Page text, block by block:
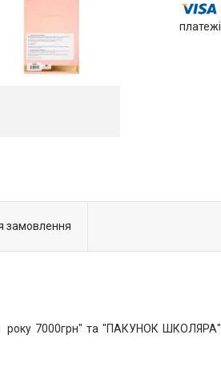
замовлення
7000грн" та "ПАКУНОК